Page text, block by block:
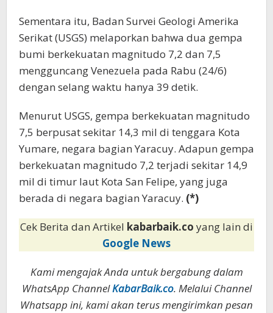
Sementara itu, Badan Survei Geologi Amerika
Serikat (USGS) melaporkan bahwa dua gempa
bumi berkekuatan magnitudo 7,2 dan 7,5
mengguncang Venezuela pada Rabu (24/6)
dengan selang waktu hanya 39 detik.
Menurut USGS, gempa berkekuatan magnitudo
7,5 berpusat sekitar 14,3 mil di tenggara Kota
Yumare, negara bagian Yaracuy. Adapun gempa
berkekuatan magnitudo 7,2 terjadi sekitar 14,9
mil di timur laut Kota San Felipe, yang juga
berada di negara bagian Yaracuy. (*)
Cek Berita dan Artikel kabarbaik.co yang lain di
Google News
Kami mengajak Anda untuk bergabung dalam
WhatsApp ChannelKabarBaik.co. Melalui Channel
Whatsapp ini, kami akan terus mengirimkan pesan